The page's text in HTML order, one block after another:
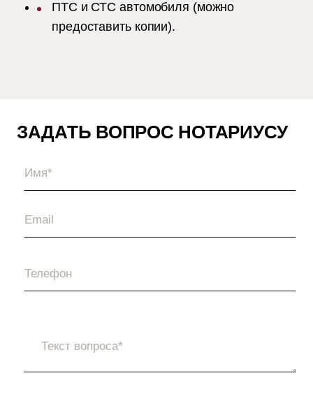
ПТС и СТС автомобиля (можно
предоставить копии).
ЗАДАТЬ ВОПРОС НОТАРИУСУ